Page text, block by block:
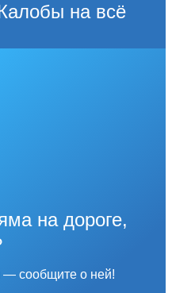
на всё
на дороге,
— сообщите о ней!